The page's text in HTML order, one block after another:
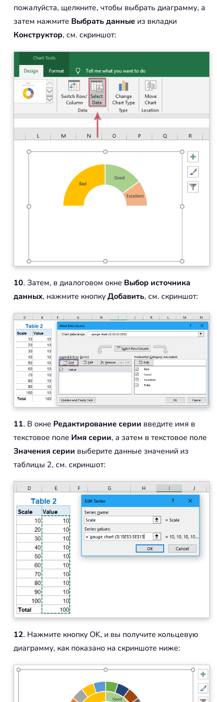
пожалуйста, щелкните, чтобы выбрать диаграмму, а
затем нажмите Выбрать данные из вкладки
Конструктор, см. скриншот:
10. Затем, в диалоговом окне Выбор источника
данных, нажмите кнопкуДобавить, см. скриншот:
11. В окне Редактирование серии введите имя в
текстовое поле Имя серии, а затем в текстовое поле
Значения серии выберите данные значений из
таблицы 2, см. скриншот:
12. Нажмите кнопку OK, и вы получите кольцевую
диаграмму, как показано на скриншоте ниже: